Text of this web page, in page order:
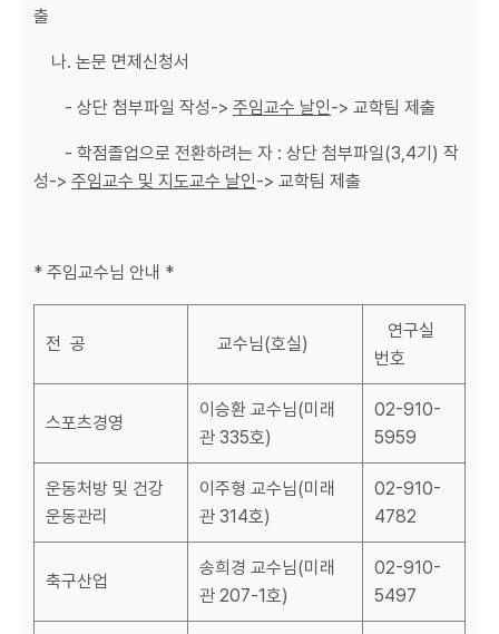
출
나. 논문 면제신청서
- 상단 첨부파일 작성-> 주임교수 날인-> 교학팀 제출
- 학점졸업으로 전환하려는 자 : 상단 첨부파일(3,4기) 작
성-> 주임교수 및 지도교수 날인-> 교학팀 제출
* 주임교수님 안내 *
전 공 교수님(호실)
연구실
번호
스포츠경영
이승환 교수님(미래
관 335호)
02-910-
5959
운동처방 및 건강
운동관리
이주형 교수님(미래
관 314호)
02-910-
4782
축구산업
송희경 교수님(미래
관 207-1호)
02-910-
5497